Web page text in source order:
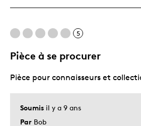
Difficile à personnaliser
Trop petit
5
Pièce à se procurer
Soumis il y a 9 ans
Par Bob
Pièce pour connaisseurs et